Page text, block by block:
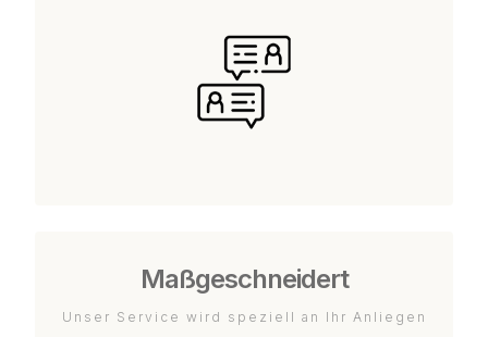
Maßgeschneidert
Unser Service wird speziell an Ihr Anliegen